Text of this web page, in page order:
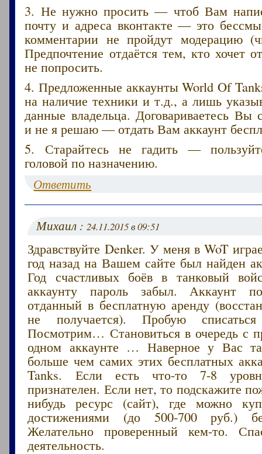
3. Не нужно просить — чтоб Вам
почту и адреса вконтакте — это
комментарии не пройдут модерацию
Предпочтение отдаётся тем, кто хочет
не попросить.
4. Предложенные аккаунты World Of
на наличие техники и т.д., а лишь
данные владельца. Договариваетесь Вы
и не я решаю — отдать Вам аккаунт
5. Старайтесь не гадить —
головой по назначению.
Ответить
Михаил :24.11.2015 в 09:51
Здравствуйте Denker. У меня в WoT
год назад на Вашем сайте был найден
Год счастливых боёв в танковый
аккаунту пароль забыл. Аккаунт
отданный в бесплатную аренду
не получается). Пробую
Посмотрим… Становиться в очередь с
одном аккаунте … Наверное у Вас
больше чем самих этих бесплатных
Tanks. Если есть что-то 7-8
признателен. Если нет, то подскажите
нибудь ресурс (сайт), где можно
достижениями (до 500-700 руб.)
Желательно проверенный кем-то.
деятельность.